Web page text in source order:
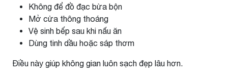
Không để đồ đạc bừa bộn
Mở cửa thông thoáng
Vệ sinh bếp sau khi nấu ăn
Dùng tinh dầu hoặc sáp thơm
Điều này giúp không gian luôn sạch đẹp lâu hơn.